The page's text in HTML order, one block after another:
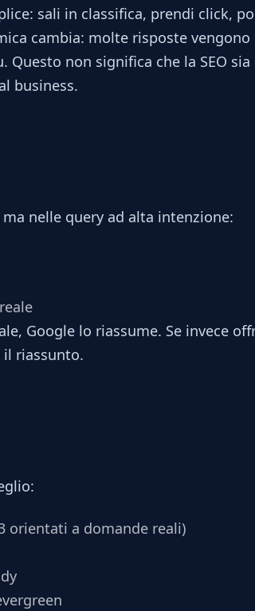
sali in classifica, prendi click,
cambia: molte risposte
Questo non significa che la SEO
business.
nelle query ad alta intenzione:
Google lo riassume. Se invece
riassunto.
orientati a domande reali)